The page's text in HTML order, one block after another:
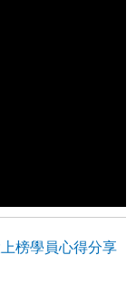
榜學員心得分享